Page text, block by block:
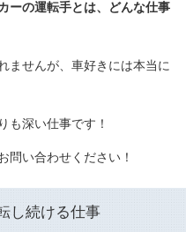
ーの運転手とは、どんな仕事
ませんが、車好きには本当に
も深い仕事です！
問い合わせください！
し続ける仕事